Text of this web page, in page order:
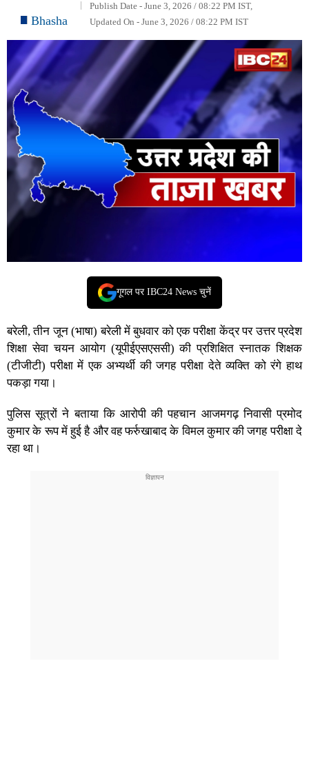
Bhasha
Publish Date - June 3, 2026 / 08:22 PM IST,
Updated On - June 3, 2026 / 08:22 PM IST
गूगल पर IBC24 News चुनें
बरेली, तीन जून (भाषा) बरेली में बुधवार को एक परीक्षा केंद्र पर उत्तर प्रदेश
शिक्षा सेवा चयन आयोग (यूपीईएसएससी) की प्रशिक्षित स्नातक शिक्षक
(टीजीटी) परीक्षा में एक अभ्यर्थी की जगह परीक्षा देते व्यक्ति को रंगे हाथ
पकड़ा गया।
पुलिस सूत्रों ने बताया कि आरोपी की पहचान आजमगढ़ निवासी प्रमोद
कुमार के रूप में हुई है और वह फर्रुखाबाद के विमल कुमार की जगह परीक्षा दे
रहा था।